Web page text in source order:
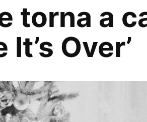
Fila
torna a
Over’